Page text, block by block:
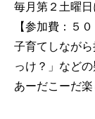
毎月第２土曜日
【参加費：５
子育てしなが
っけ？」などの
あーだこーだ